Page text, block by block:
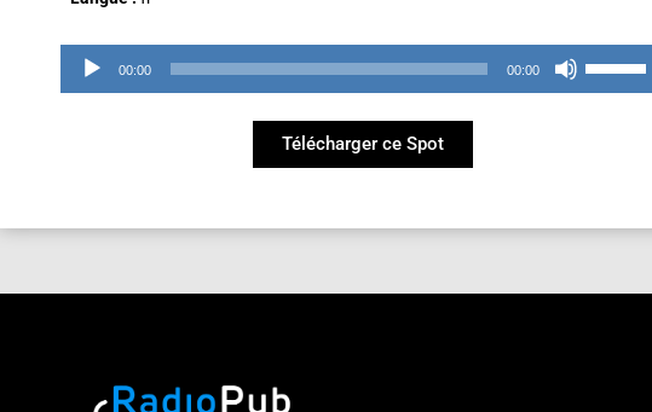
Lecteur00:00 00:00
ou
le
Télécharger ce Spot